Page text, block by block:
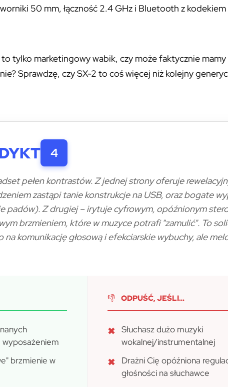
50 mm, łączność 2.4 GHz i Bluetooth z kodekiem
to tylko marketingowy wabik, czy może faktycznie
Sprawdzę, czy SX-2 to coś więcej niż kolejny
4
pełen kontrastów. Z jednej strony oferuje
zastąpi tanie konstrukcje na USB, oraz bogate
padów). Z drugiej – irytuje cyfrowym, opóźnionym
brzmieniem, które w muzyce potrafi "zamulić". To
na komunikację głosową i efekciarskie wybuchy, ale
wyposażeniem
brzmienie w
👎 ODPUŚĆ, JEŚLI…
Słuchasz dużo muzyki
wokalnej/instrumentalnej
Drażni Cię opóźniona
głośności na słuchawce